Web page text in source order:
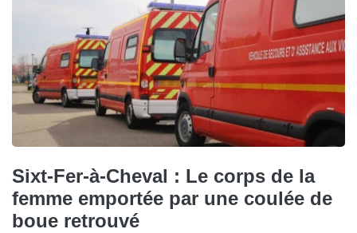
Sixt-Fer-à-Cheval : Le corps de la
femme emportée par une coulée de
boue retrouvé